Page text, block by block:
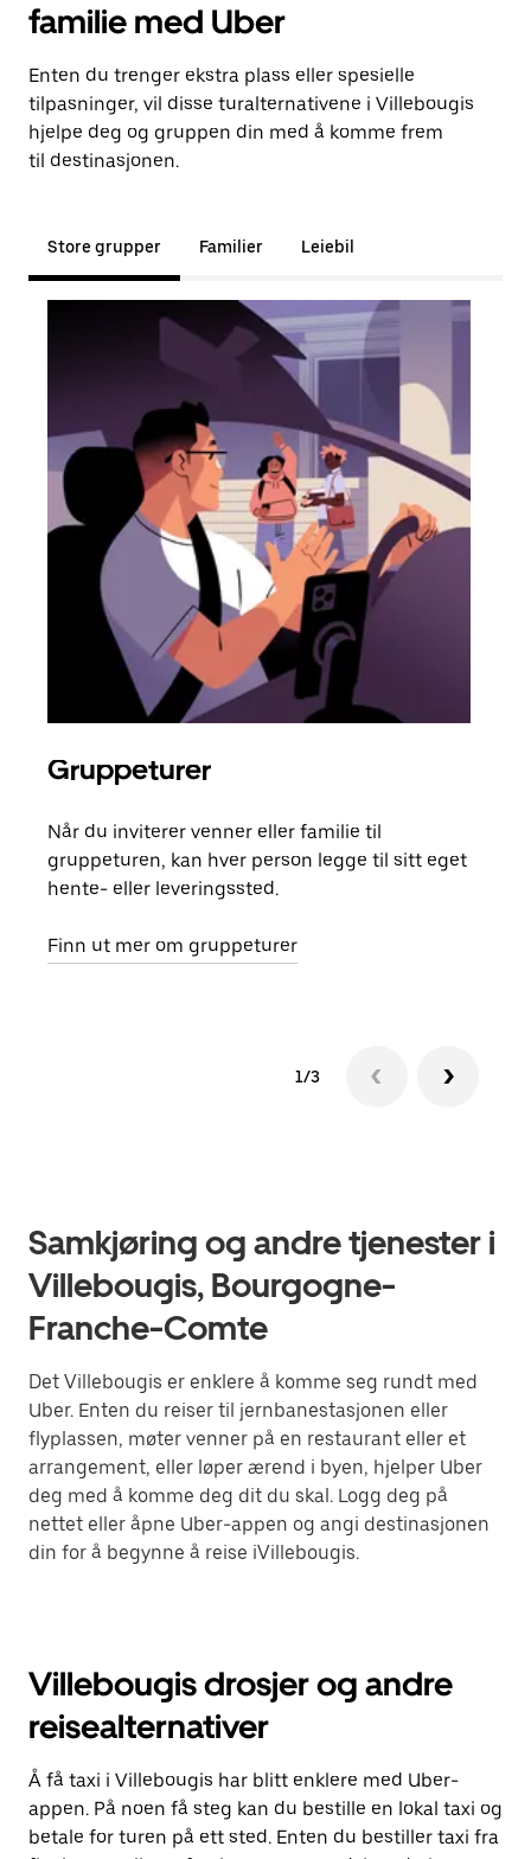
familie med Uber
Enten du trenger ekstra plass eller spesielle
tilpasninger, vil disse turalternativene i Villebougis
hjelpe deg og gruppen din med å komme frem
til destinasjonen.
Store grupper Familier Leiebil
Gruppeturer
Når du inviterer venner eller familie til
gruppeturen, kan hver person legge til sitt eget
hente- eller leveringssted.
Finn ut mer om gruppeturer
1/3
Samkjøring og andre tjenester i
Villebougis, Bourgogne-
Franche-Comte
Det Villebougis er enklere å komme seg rundt med
Uber. Enten du reiser til jernbanestasjonen eller
flyplassen, møter venner på en restaurant eller et
arrangement, eller løper ærend i byen, hjelper Uber
deg med å komme deg dit du skal. Logg deg på
nettet eller åpne Uber-appen og angi destinasjonen
din for å begynne å reise iVillebougis.
Villebougis drosjer og andre
reisealternativer
Å få taxi i Villebougis har blitt enklere med Uber-
appen. På noen få steg kan du bestille en lokal taxi og
betale for turen på ett sted. Enten du bestiller taxi fra